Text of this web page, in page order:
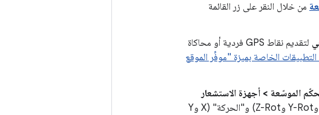
من خلال النقر على زر القائمة
لتقديم نقاط GPS فردية أو محاكاة
الخاصة بميزة "موفِّر الموقع
الموسّعة > أجهزة الاستشعار
. اضبط أشرطة التمرير "التدوير" (X-Rot وY-Rot وZ-Rot) و"الحركة" (X وY